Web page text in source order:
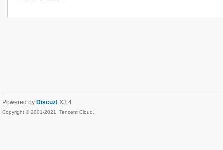
Powered by Discuz! X3.4
Copyright © 2001-2021, Tencent Cloud.